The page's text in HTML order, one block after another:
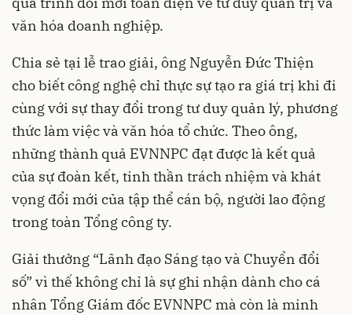
văn hóa doanh nghiệp.
Chia sẻ tại lễ trao giải, ông Nguyễn Đức Thiện
cho biết công nghệ chỉ thực sự tạo ra giá trị khi đi
cùng với sự thay đổi trong tư duy quản lý, phương
thức làm việc và văn hóa tổ chức. Theo ông,
những thành quả EVNNPC đạt được là kết quả
của sự đoàn kết, tinh thần trách nhiệm và khát
vọng đổi mới của tập thể cán bộ, người lao động
trong toàn Tổng công ty.
Giải thưởng “Lãnh đạo Sáng tạo và Chuyển đổi
số” vì thế không chỉ là sự ghi nhận dành cho cá
nhân Tổng Giám đốc EVNNPC mà còn là minh